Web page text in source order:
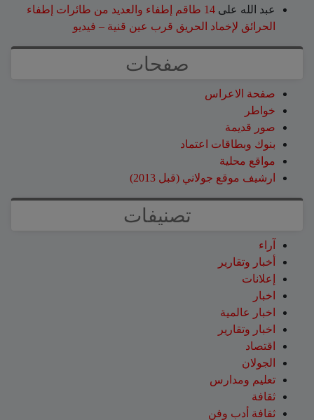
عبد الله على
14 طاقم إطفاء والعديد من طائرات إطفاء
الحرائق لإخماد الحريق قرب عين قنية – فيديو
صفحات
صفحة الاعراس
خواطر
صور قديمة
بنوك وبطاقات اعتماد
مواقع محلية
ارشيف موقع جولاني (قبل 2013)
تصنيفات
آراء
أخبار وتقارير
إعلانات
اخبار
اخبار عالمية
اخبار وتقارير
اقتصاد
الجولان
تعليم ومدارس
ثقافة
ثقافة أدب وفن